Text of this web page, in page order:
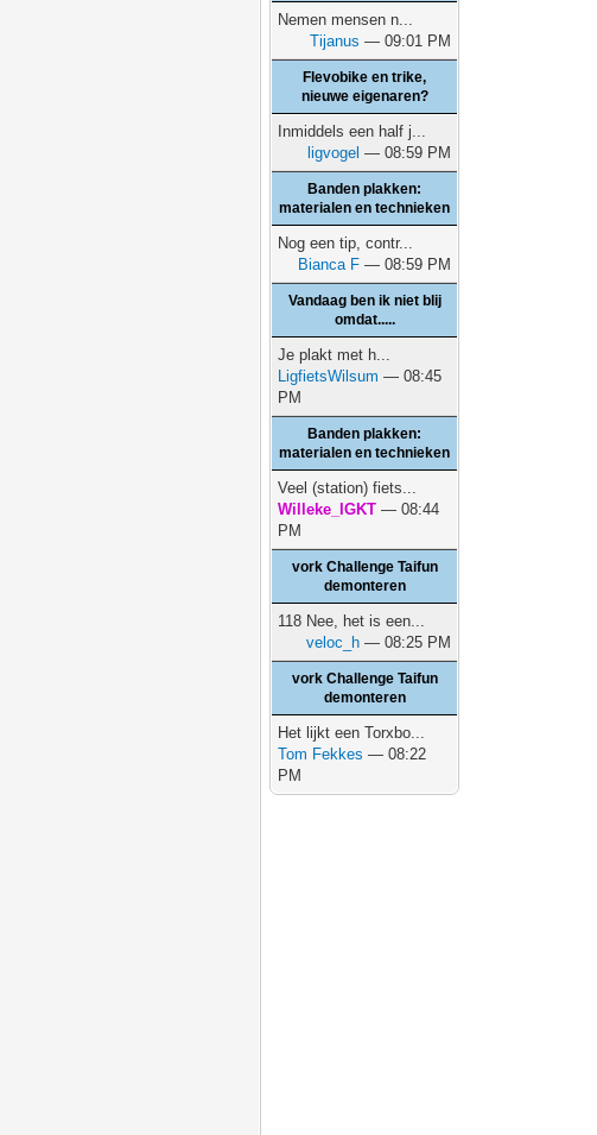
Nemen mensen n...
Tijanus — 09:01 PM
Flevobike en trike,
nieuwe eigenaren?
Inmiddels een half j...
ligvogel — 08:59 PM
Banden plakken:
materialen en technieken
Nog een tip, contr...
Bianca F — 08:59 PM
Vandaag ben ik niet blij
omdat.....
Je plakt met h...
LigfietsWilsum — 08:45
PM
Banden plakken:
materialen en technieken
Veel (station) fiets...
Willeke_IGKT — 08:44
PM
vork Challenge Taifun
demonteren
118 Nee, het is een...
veloc_h — 08:25 PM
vork Challenge Taifun
demonteren
Het lijkt een Torxbo...
Tom Fekkes — 08:22
PM